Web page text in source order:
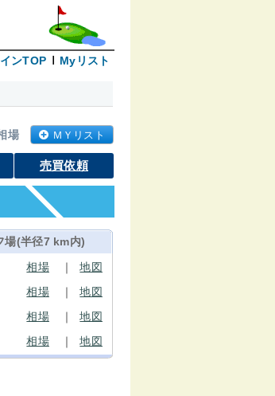
ンTOP Myリスト
場 ＭＹリスト
売買依頼
場(半径7 km内)
相場 ｜ 地図
相場 ｜ 地図
相場 ｜ 地図
相場 ｜ 地図